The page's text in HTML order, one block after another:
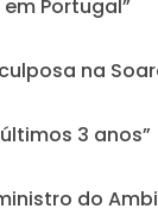
Portugal”
na
3 anos”
do